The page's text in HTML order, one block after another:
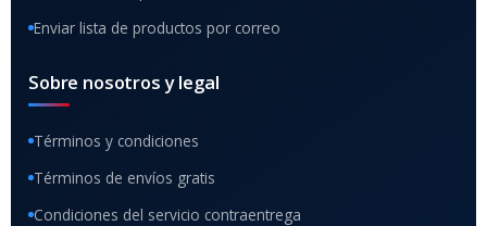
Enviar lista de productos por correo
Sobre nosotros y legal
Términos y condiciones
Términos de envíos gratis
Condiciones del servicio contraentrega